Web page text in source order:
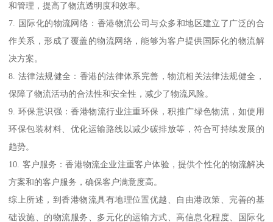
和管理，提高了物流透明度和效率。
7. 国际化的物流网络：香港物流公司与众多和地区建立了广泛的合
作关系，形成了覆盖的物流网络，能够为客户提供国际化的物流解
决方案。
8. 法律法规健全：香港的法律体系完善，物流相关法律法规健全，
保障了物流活动的合法性和安全性，减少了物流风险。
9. 环保意识强：香港物流行业注重环保，积推广绿色物流，如使用
环保包装材料、优化运输路线以减少碳排放等，符合可持续发展的
趋势。
10. 客户服务：香港物流企业注重客户体验，提供个性化的物流解决
方案和的客户服务，确保客户满意度高。
综上所述，到香港物流具有地理位置优越、自由港政策、完善的基
础设施、的物流服务、多元化的运输方式、高信息化程度、国际化